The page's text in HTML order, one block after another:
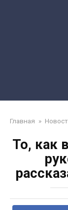
Главная »
То, как